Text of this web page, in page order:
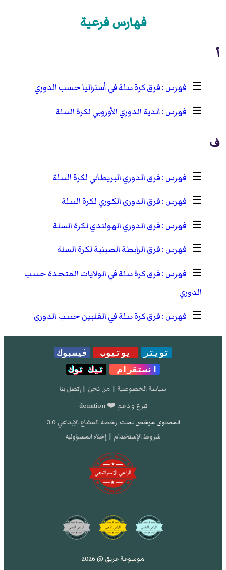
فهارس فرعية
أ
☰
فرق كرة سلة في أستراليا حسب الدوري
☰
أندية الدوري الأوروبي لكرة السلة
ف
☰
فرق الدوري البريطاني لكرة السلة
☰
فرق الدوري الكوري لكرة السلة
☰
فرق الدوري الهولندي لكرة السلة
☰
فرق الرابطة الصينية لكرة السلة
☰
فرق كرة سلة في الولايات المتحدة حسب
الدوري
☰
فرق كرة سلة في الفلبين حسب الدوري
تويتر يوتيوب
فيسبوك
انستقرام
تيك توك
سياسة الخصوصية | من نحن | إتصل بنا
تبرع و دعم ❤️ donation
المحتوى مرخص تحت رخصة المشاع الإبداعي 3.0
شروط الإستخدام | إخلاء المسؤولية
موسوعة عريق @ 2026